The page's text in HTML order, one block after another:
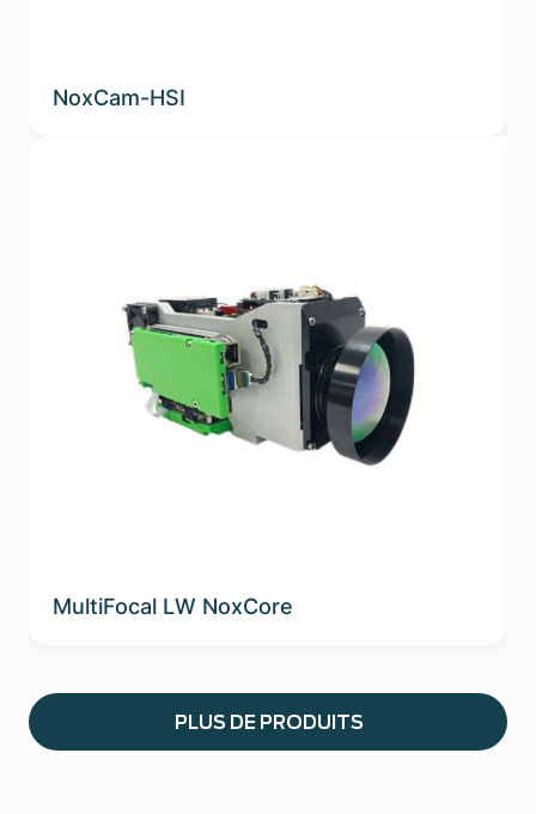
NoxCam-HSI
MultiFocal LW NoxCore
PLUS DE PRODUITS